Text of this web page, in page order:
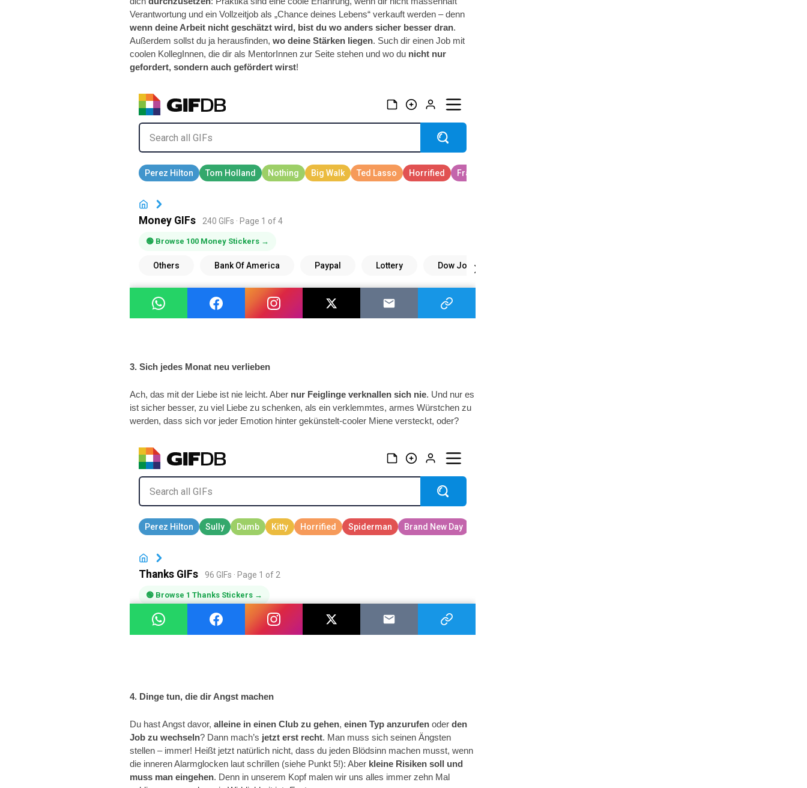
Verantwortung und ein Vollzeitjob als „Chance deines Lebens“ verkauft werden – denn
wenn deine Arbeit nicht geschätzt wird, bist du wo anders sicher besser dran.
Außerdem sollst du ja herausfinden, wo deine Stärken liegen. Such dir einen Job mit
coolen KollegInnen, die dir als MentorInnen zur Seite stehen und wo du nicht nur
gefordert, sondern auch gefördert wirst!
3. Sich jedes Monat neu verlieben
Ach, das mit der Liebe ist nie leicht. Aber nur Feiglinge verknallen sich nie. Und nur es
ist sicher besser, zu viel Liebe zu schenken, als ein verklemmtes, armes Würstchen zu
werden, dass sich vor jeder Emotion hinter gekünstelt-cooler Miene versteckt, oder?
4. Dinge tun, die dir Angst machen
Du hast Angst davor, alleine in einen Club zu gehen, einen Typ anzurufen oder den
Job zu wechseln? Dann mach’s jetzt erst recht. Man muss sich seinen Ängsten
stellen – immer! Heißt jetzt natürlich nicht, dass du jeden Blödsinn machen musst, wenn
die inneren Alarmglocken laut schrillen (siehe Punkt 5!): Aber kleine Risiken soll und
muss man eingehen. Denn in unserem Kopf malen wir uns alles immer zehn Mal